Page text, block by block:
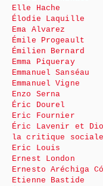
Elle Hache
Élodie Laquille
Ema Alvarez
Émile Progeault
Émilien Bernard
Emma Piqueray
Emmanuel Sanséau
Emmanuel Vigne
Enzo Serna
Éric Dourel
Eric Fournier
Éric Lavenir et
la critique sociale
Eric Louis
Ernest London
Ernesto Aréchiga
Etienne Bastide